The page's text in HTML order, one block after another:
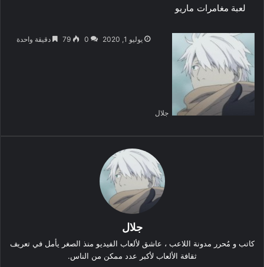
لعبة مغامرات ماريو
جلال
يوليو 1, 2020 0
79 دقيقة واحدة
جلال
كاتب و مُحرر مدونة اللاعب ، عاشق لألعاب الفيديو منذ الصغر يأمل في تعريف
ثقافة الألعاب لأكبر عدد ممكن من الناس.